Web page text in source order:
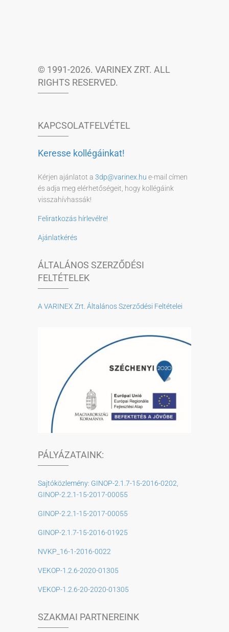
© 1991-2026. VARINEX ZRT. ALL
RIGHTS RESERVED.
KAPCSOLATFELVÉTEL
Keresse kollégáinkat!
Kérjen ajánlatot a 3dp@varinex.hu e-mail címen
és adja meg elérhetőségeit, hogy kollégáink
visszahívhassák!
Feliratkozás hírlevélre!
Ajánlatkérés
ÁLTALÁNOS SZERZŐDÉSI
FELTÉTELEK
A VARINEX Zrt. Általános Szerződési Feltételei
PÁLYÁZATAINK:
Sajtóközlemény: GINOP-2.1.7-15-2016-0202,
GINOP-2.2.1-15-2017-00055
GINOP-2.2.1-15-2017-00055
GINOP-2.1.7-15-2016-01925
NVKP_16-1-2016-0022
VEKOP-1.2.6-2020-01305
VEKOP-1.2.6-20-2020-01305
SZAKMAI PARTNEREINK